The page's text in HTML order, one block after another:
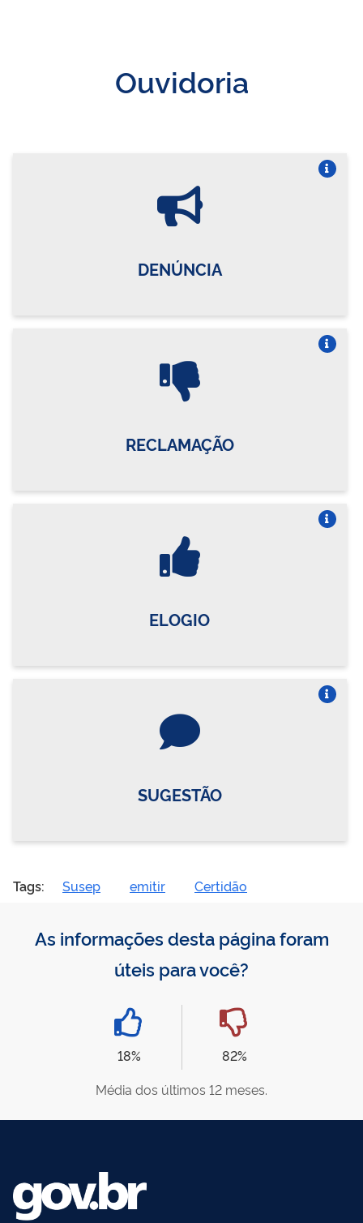
Ouvidoria
DENÚNCIA
RECLAMAÇÃO
ELOGIO
SUGESTÃO
Tags: Susep emitir Certidão
As informações desta página foram
úteis para você?
18%
82%
Média dos últimos 12 meses.